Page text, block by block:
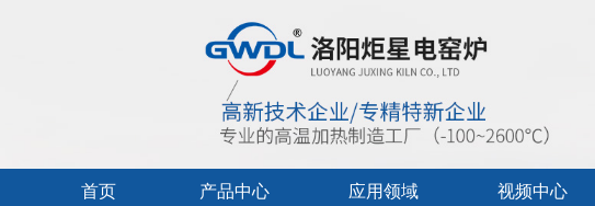
首页 产品中心 应用领域 视频中心